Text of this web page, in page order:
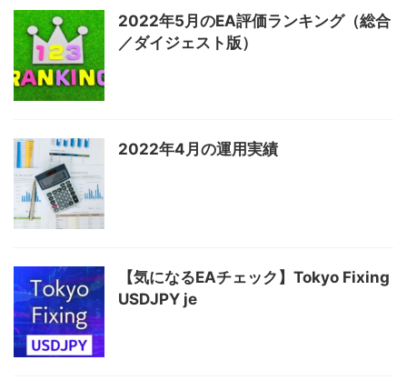
2022年5月のEA評価ランキング（総合
／ダイジェスト版）
2022年4月の運用実績
【気になるEAチェック】Tokyo Fixing
USDJPY je